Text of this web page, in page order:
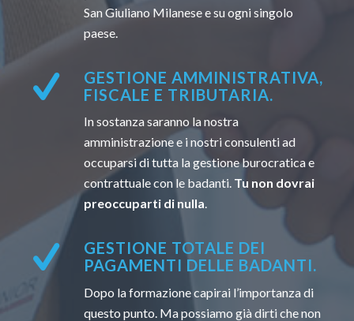
San Giuliano Milanese e su ogni singolo
paese.
GESTIONE AMMINISTRATIVA,
FISCALE E TRIBUTARIA.
In sostanza saranno la nostra
amministrazione e i nostri consulenti ad
occuparsi di tutta la gestione burocratica e
contrattuale con le badanti. Tu non dovrai
preoccuparti di nulla.
GESTIONE TOTALE DEI
PAGAMENTI DELLE BADANTI.
Dopo la formazione capirai l’importanza di
questo punto. Ma possiamo già dirti che non